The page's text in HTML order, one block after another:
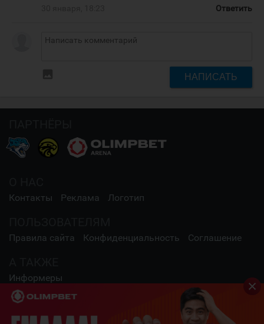
Ответить
НАПИСАТЬ
Контакты Реклама Логотип
Правила сайта Конфиденциальность Соглашение
Информеры
СОЦИАЛЬНЫЕ СЕТИ